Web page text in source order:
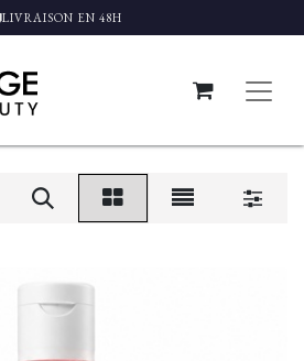
LIVRAISON EN 48H